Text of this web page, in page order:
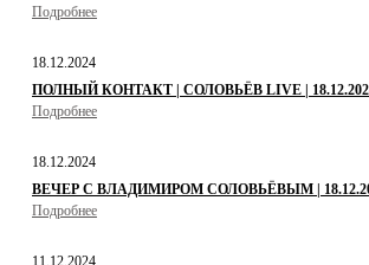
Подробнее
18.12.2024
ПОЛНЫЙ КОНТАКТ | СОЛОВЬЁВ LIVE |
Подробнее
18.12.2024
ВЕЧЕР С ВЛАДИМИРОМ СОЛОВЬЁВЫМ |
Подробнее
11.12.2024